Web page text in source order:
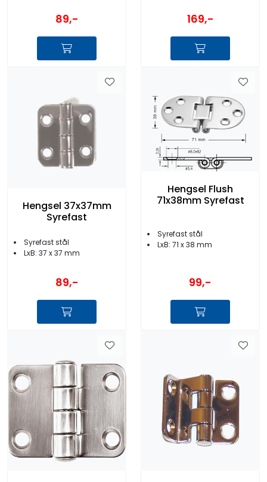
89,- 169,-
Hengsel 37x37mm
Syrefast
Syrefast stål
LxB: 37 x 37 mm
89,-
Hengsel Flush
71x38mm Syrefast
Syrefast stål
LxB: 71 x 38 mm
99,-